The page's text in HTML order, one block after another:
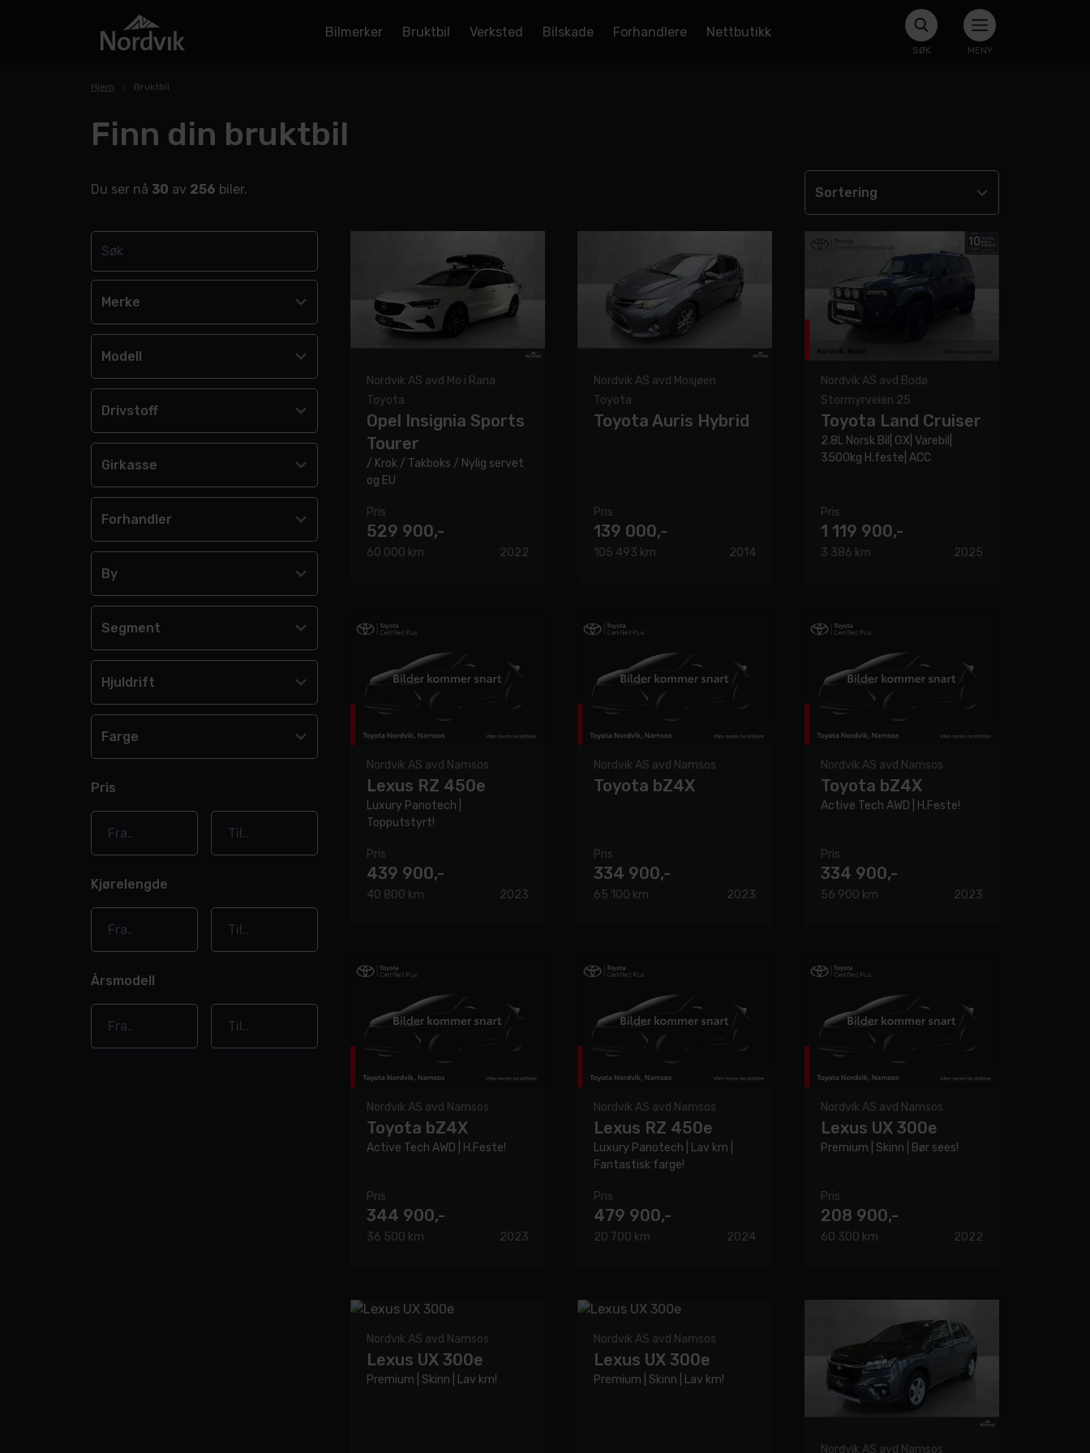
Bilmerker Bruktbil Verksted Bilskade Forhandlere Nettbutikk
SØK MENY
Hjem Bruktbil
Finn din bruktbil
Du ser nå 30 av 256 biler.
Merke
Modell
Drivstoff
Girkasse
Forhandler
By
Segment
Hjuldrift
Farge
Pris
Kjørelengde
Årsmodell
Nordvik AS avd Mo i Rana
Toyota
Opel Insignia Sports
Tourer
/ Krok / Takboks / Nylig servet
og EU
Pris
529 900,-
60 000 km 2022
Nordvik AS avd Mosjøen
Toyota
Toyota Auris Hybrid
Pris
139 000,-
105 493 km 2014
Nordvik AS avd Bodø
Stormyrveien 25
Toyota Land Cruiser
2.8L Norsk Bil| GX| Varebil|
3500kg H.feste| ACC
Pris
1 119 900,-
3 386 km 2025
Nordvik AS avd Namsos
Lexus RZ 450e
Luxury Panotech |
Topputstyrt!
Pris
439 900,-
40 800 km 2023
Nordvik AS avd Namsos
Toyota bZ4X
Pris
334 900,-
65 100 km 2023
Nordvik AS avd Namsos
Toyota bZ4X
Active Tech AWD | H.Feste!
Pris
334 900,-
56 900 km 2023
Nordvik AS avd Namsos
Toyota bZ4X
Active Tech AWD | H.Feste!
Pris
344 900,-
36 500 km 2023
Nordvik AS avd Namsos
Lexus RZ 450e
Luxury Panotech | Lav km |
Fantastisk farge!
Pris
479 900,-
20 700 km 2024
Nordvik AS avd Namsos
Lexus UX 300e
Premium | Skinn | Bør sees!
Pris
208 900,-
60 300 km 2022
Nordvik AS avd Namsos
Lexus UX 300e
Premium | Skinn | Lav km!
Nordvik AS avd Namsos
Lexus UX 300e
Premium | Skinn | Lav km!
Nordvik AS avd Namsos